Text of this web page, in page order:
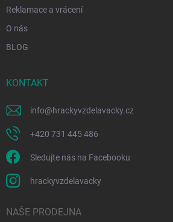
Reklamace a vrácení
O nás
BLOG
KONTAKT
info@hrackyvzdelavacky.cz
+420 731 445 486
Sledujte nás na Facebooku
hrackyvzdelavacky
NAŠE PRODEJNA